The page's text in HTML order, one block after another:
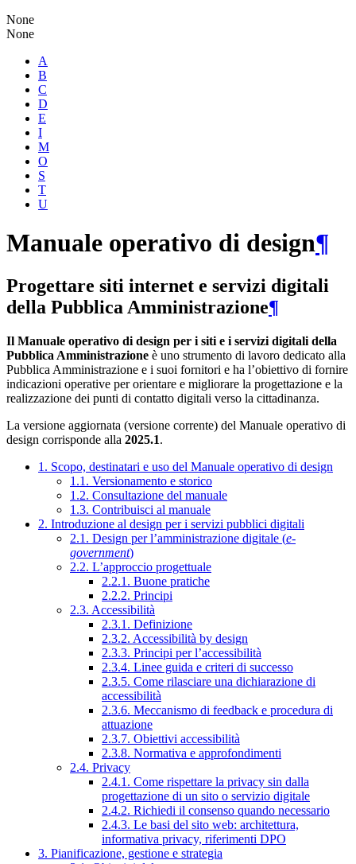
None
None
A
B
C
D
E
I
M
O
S
T
U
Manuale operativo di design¶
Progettare siti internet e servizi digitali
della Pubblica Amministrazione¶
Il Manuale operativo di design per i siti e i servizi digitali della
Pubblica Amministrazione è uno strumento di lavoro dedicato alla
Pubblica Amministrazione e i suoi fornitori e ha l’obiettivo di fornire
indicazioni operative per orientare e migliorare la progettazione e la
realizzazione dei punti di contatto digitali verso la cittadinanza.
La versione aggiornata (versione corrente) del Manuale operativo di
design corrisponde alla 2025.1.
1. Scopo, destinatari e uso del Manuale operativo di design
1.1. Versionamento e storico
1.2. Consultazione del manuale
1.3. Contribuisci al manuale
2. Introduzione al design per i servizi pubblici digitali
2.1. Design per l’amministrazione digitale (e-
government)
2.2. L’approccio progettuale
2.2.1. Buone pratiche
2.2.2. Principi
2.3. Accessibilità
2.3.1. Definizione
2.3.2. Accessibilità by design
2.3.3. Principi per l’accessibilità
2.3.4. Linee guida e criteri di successo
2.3.5. Come rilasciare una dichiarazione di
accessibilità
2.3.6. Meccanismo di feedback e procedura di
attuazione
2.3.7. Obiettivi accessibilità
2.3.8. Normativa e approfondimenti
2.4. Privacy
2.4.1. Come rispettare la privacy sin dalla
progettazione di un sito o servizio digitale
2.4.2. Richiedi il consenso quando necessario
2.4.3. Le basi del sito web: architettura,
informativa privacy, riferimenti DPO
3. Pianificazione, gestione e strategia